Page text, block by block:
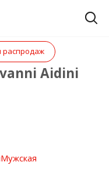
распродаж
Aidini
Мужская